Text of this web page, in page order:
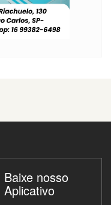
Baixe nosso
Aplicativo